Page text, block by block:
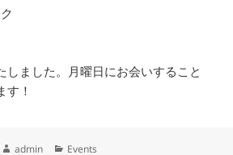
しました。月曜日にお会いすること
す！
Author
admin Categories
Events